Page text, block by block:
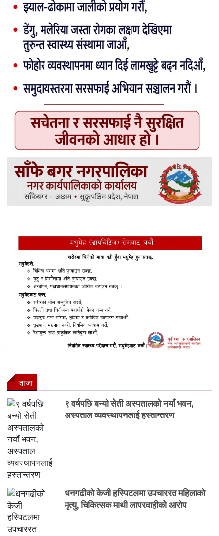
ताजा
९ वर्षपछि बन्यो सेती अस्पतालको नयाँ भवन,
अस्पताल व्यवस्थापनलाई हस्तान्तरण
धनगढीको केजी हस्पिटलमा उपचाररत महिलाको
मृत्यु, चिकित्सक माथी लापरवाहीको आरोप